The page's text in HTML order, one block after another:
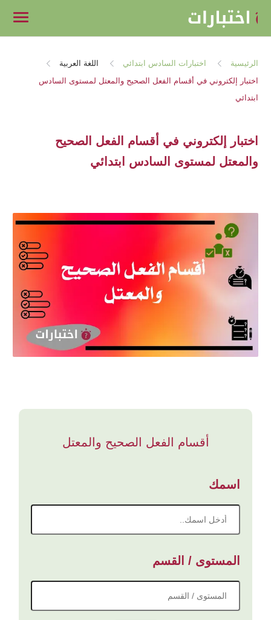
الرئيسية اختبارات السادس ابتدائي اللغة العربية
اختبار إلكتروني في أقسام الفعل الصحيح
والمعتل لمستوى السادس ابتدائي
أقسام الفعل الصحيح والمعتل
اسمك
المستوى / القسم